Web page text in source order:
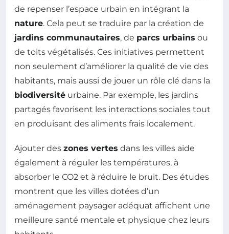
de repenser l’espace urbain en intégrant la
nature. Cela peut se traduire par la création de
jardins communautaires, de parcs urbains ou
de toits végétalisés. Ces initiatives permettent
non seulement d’améliorer la qualité de vie des
habitants, mais aussi de jouer un rôle clé dans la
biodiversité urbaine. Par exemple, les jardins
partagés favorisent les interactions sociales tout
en produisant des aliments frais localement.
Ajouter des zones vertes dans les villes aide
également à réguler les températures, à
absorber le CO2 et à réduire le bruit. Des études
montrent que les villes dotées d’un
aménagement paysager adéquat affichent une
meilleure santé mentale et physique chez leurs